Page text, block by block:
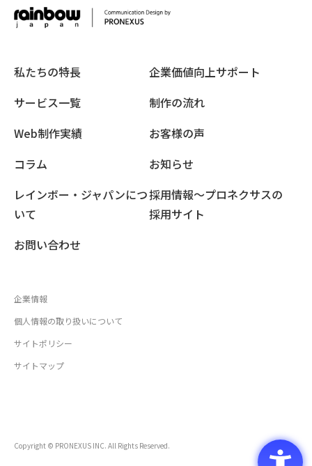
私たちの特長
企業価値向上サポート
サービス一覧
制作の流れ
Web制作実績
お客様の声
コラム
お知らせ
レインボー・ジャパンにつ
いて
採用情報〜プロネクサスの
採用サイト
お問い合わせ
企業情報
個人情報の取り扱いについて
サイトポリシー
サイトマップ
Copyright © PRONEXUS INC. All Rights Reserved.